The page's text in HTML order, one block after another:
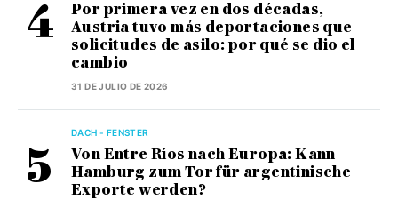
Por primera vez en dos décadas,
Austria tuvo más deportaciones que
solicitudes de asilo: por qué se dio el
cambio
31 DE JULIO DE 2026
DACH - FENSTER
Von Entre Ríos nach Europa: Kann
Hamburg zum Tor für argentinische
Exporte werden?